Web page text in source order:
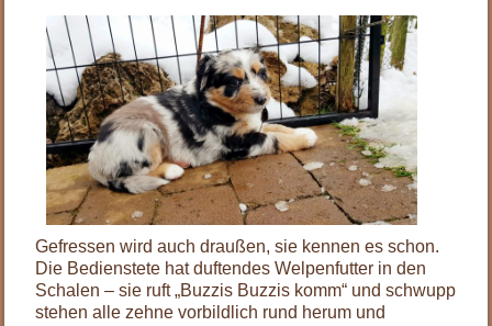
Gefressen wird auch draußen, sie kennen es schon.
Die Bedienstete hat duftendes Welpenfutter in den
Schalen – sie ruft „Buzzis Buzzis komm“ und schwupp
stehen alle zehne vorbildlich rund herum und